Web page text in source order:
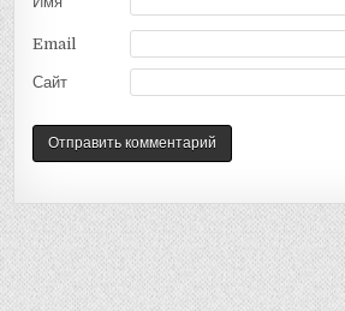
Email
Сайт